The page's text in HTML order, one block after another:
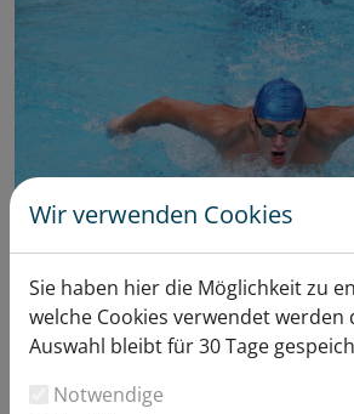
Wir verwenden Cookies
Sie haben hier die Möglichkeit zu
welche Cookies verwendet werden
Auswahl bleibt für 30 Tage
Notwendige